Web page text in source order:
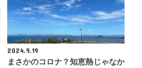
2024.9.19
まさかのコロナ？知恵熱じゃなか